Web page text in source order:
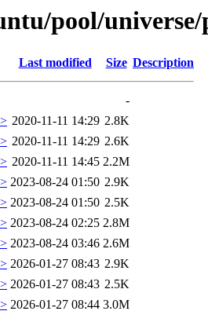
pool/
Last modified Size Description
-
2020-11-11 14:29 2.8K
2020-11-11 14:29 2.6K
2020-11-11 14:45 2.2M
2023-08-24 01:50 2.9K
2023-08-24 01:50 2.5K
2023-08-24 02:25 2.8M
2023-08-24 03:46 2.6M
2026-01-27 08:43 2.9K
2026-01-27 08:43 2.5K
2026-01-27 08:44 3.0M